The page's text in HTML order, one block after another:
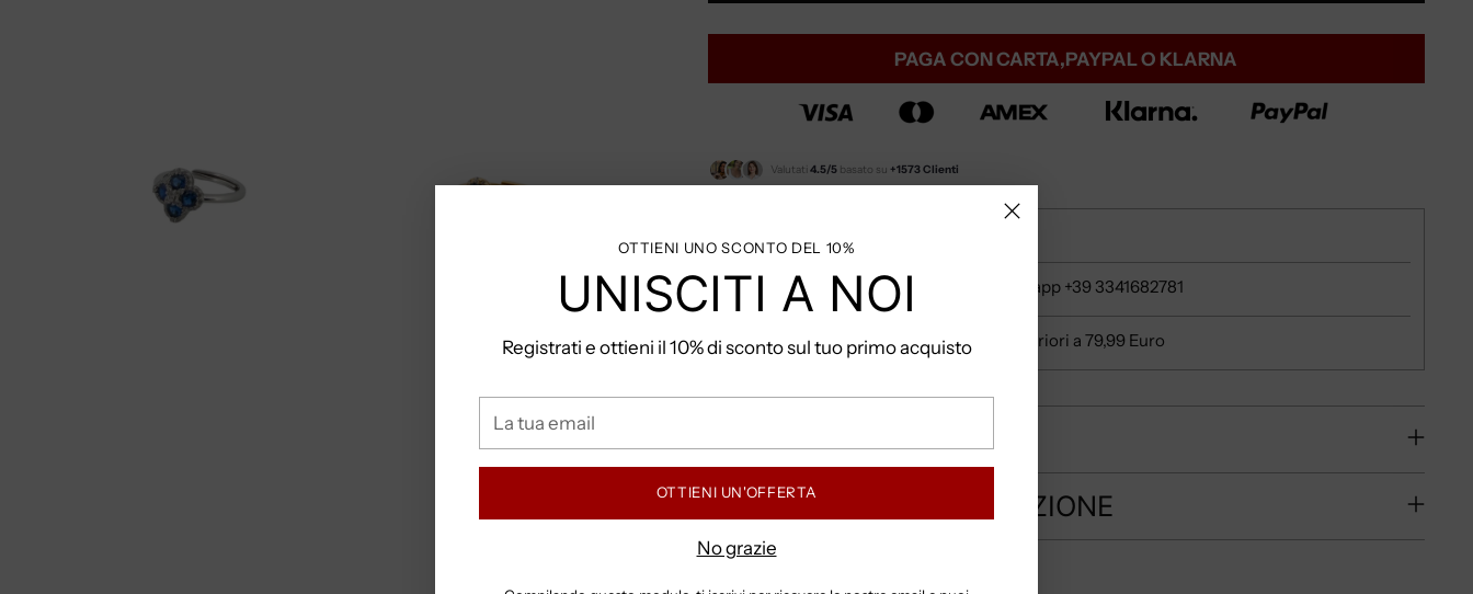
OTTIENI UNO SCONTO DEL 10%
UNISCITI A NOI
Registrati e ottieni il 10% di sconto sul tuo primo acquisto
tua
email
OTTIENI UN'OFFERTA
No grazie
PAGA CON CARTA,PAYPAL O KLARNA
Valutati 4.5/5basato su +1573 Clienti
Hai domande? Contattaci su whatsapp +39 3341682781
Spedizione Gratuita per ordini superiori a 79,99 Euro
COME POSSO PAGARE?
TEMPI E COSTI DI SPEDIZIONE
Aggiungere